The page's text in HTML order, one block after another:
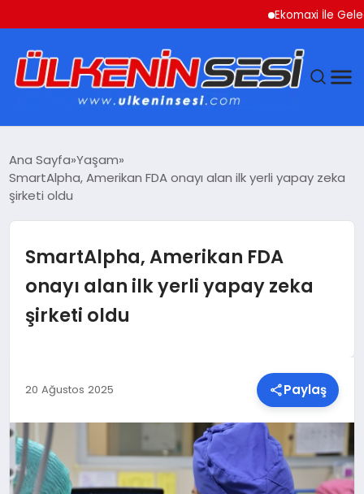
Ekomaxi İle
EKONOMI
SAĞLIK
SPOR
TEKNOLOJI
YAŞAM
Ana Sayfa Yaşam
SmartAlpha, Amerikan FDA onayı alan ilk yerli yapay zeka
şirketi oldu
SmartAlpha, Amerikan FDA
onayı alan ilk yerli yapay zeka
şirketi oldu
20 Ağustos 2025 Paylaş